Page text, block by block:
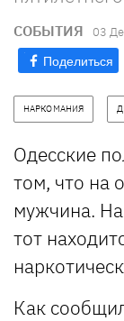
СОБЫТИЯ 03
Поделиться
НАРКОМАНИЯ
Одесские
том, что на
мужчина.
тот
Как